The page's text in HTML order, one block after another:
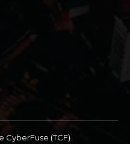
CyberFuse (TCF)